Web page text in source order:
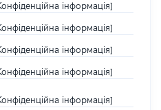
інформація]
інформація]
інформація]
інформація]
інформація]